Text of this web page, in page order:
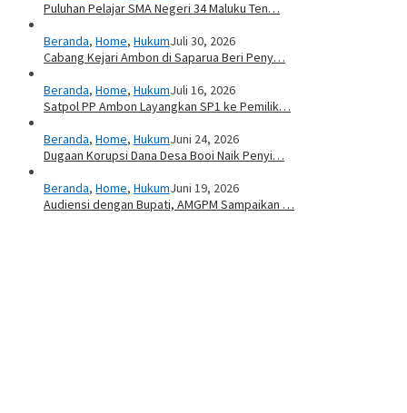
Puluhan Pelajar SMA Negeri 34 Maluku Ten…
Beranda, Home, HukumJuli 30, 2026
Cabang Kejari Ambon di Saparua Beri Peny…
Beranda, Home, HukumJuli 16, 2026
Satpol PP Ambon Layangkan SP1 ke Pemilik…
Beranda, Home, HukumJuni 24, 2026
Dugaan Korupsi Dana Desa Booi Naik Penyi…
Beranda, Home, HukumJuni 19, 2026
Audiensi dengan Bupati, AMGPM Sampaikan …